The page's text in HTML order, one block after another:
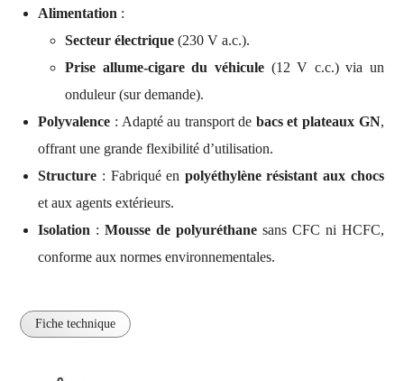
Alimentation :
Secteur électrique (230 V a.c.).
Prise allume-cigare du véhicule(12 V c.c.) via un
onduleur (sur demande).
Polyvalence : Adapté au transport de bacs et plateaux GN,
offrant une grande flexibilité d’utilisation.
Structure : Fabriqué en polyéthylène résistant aux chocs
et aux agents extérieurs.
Isolation :Mousse de polyuréthane sans CFC ni HCFC,
conforme aux normes environnementales.
Fiche technique